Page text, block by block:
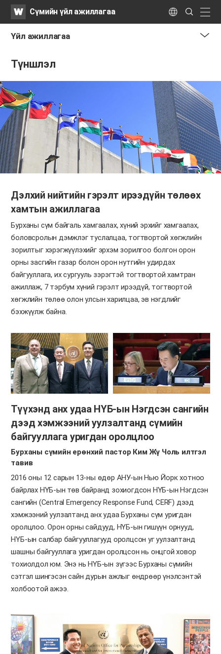
WATVСүмийн үйл ажиллагаа Language
Search
Submit
Үйл ажиллагаа
Түншлэл
Дэлхий нийтийн гэрэлт ирээдүйн төлөөх
хамтын ажиллагаа
Бурханы сүм байгаль хамгаалах, хүний эрхийг хамгаалах,
боловсролын дэмжлэг туслалцаа, тогтвортой хөгжлийн
зорилтыг хэрэгжүүлэхийг эрхэм зорилгоо болгон орон
орны засгийн газар болон орон нутгийн удирдах
байгууллага, их сургууль зэрэгтэй тогтвортой хамтран
ажиллаж, 7 тэрбум хүний гэрэлт ирээдүй, тогтвортой
хөгжлийн төлөө олон улсын харилцаа, эв нэгдлийг
бэхжүүлж байна.
Түүхэнд анх удаа НҮБ-ын Нэгдсэн сангийн
дээд хэмжээний уулзалтанд сүмийн
байгууллага уригдан оролцлоо
Бурханы сүмийн ерөнхий пастор Ким Жү Чоль илтгэл
тавив
2016 оны 12 сарын 13-ны өдөр АНУ-ын Нью Йорк хотноо
байрлах НҮБ-ын төв байранд зохиогдсон НҮБ-ын Нэгдсэн
сангийн (Central Emergency Response Fund, CERF) дээд
хэмжээний уулзалтанд анх удаа Бурханы сүм уригдан
оролцлоо. Орон орны сайдууд, НҮБ-ын гишүүн орнууд,
НҮБ-ын салбар байгууллагууд оролцсон уг уулзалтанд
шашны байгууллага уригдан оролцсон нь онцгой ховор
тохиолдол юм. Энэ нь НҮБ-ын зүгээс Бурханы сүмийн
сэтгэл шингэсэн сайн дурын ажлыг өндрөөр үнэлсэнтэй
холбоотой ажээ.